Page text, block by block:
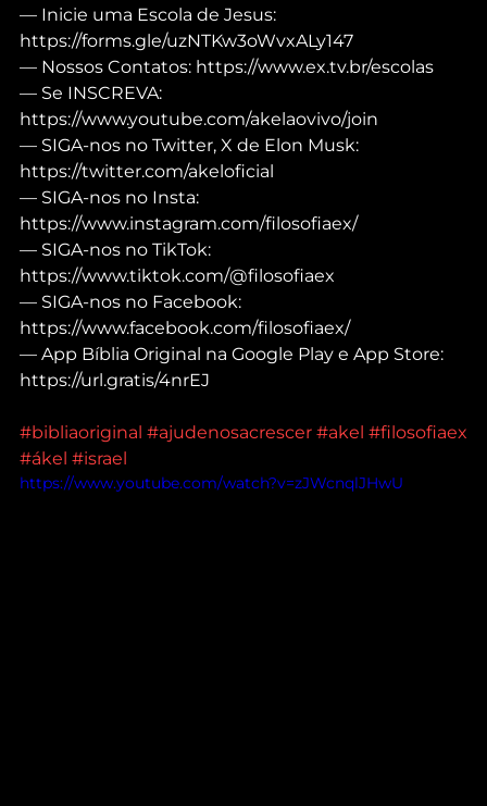
— Inicie uma Escola de Jesus:
https://forms.gle/uzNTKw3oWvxALy147
— Nossos Contatos: https://www.ex.tv.br/escolas
— Se INSCREVA:
https://www.youtube.com/akelaovivo/join
— SIGA-nos no Twitter, X de Elon Musk:
https://twitter.com/akeloficial
— SIGA-nos no Insta:
https://www.instagram.com/filosofiaex/
— SIGA-nos no TikTok:
https://www.tiktok.com/@filosofiaex
— SIGA-nos no Facebook:
https://www.facebook.com/filosofiaex/
— App Bíblia Original na Google Play e App Store:
https://url.gratis/4nrEJ
#bibliaoriginal #ajudenosacrescer #akel #filosofiaex
#ákel #israel
https://www.youtube.com/watch?v=zJWcnqlJHwU